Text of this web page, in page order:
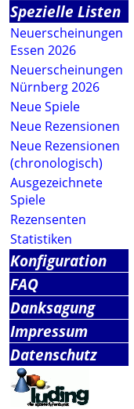
Spezielle Listen
Neuerscheinungen
Essen 2026
Neuerscheinungen
Nürnberg 2026
Neue Spiele
Neue Rezensionen
Neue Rezensionen
(chronologisch)
Ausgezeichnete
Spiele
Rezensenten
Statistiken
Konfiguration
FAQ
Danksagung
Impressum
Datenschutz